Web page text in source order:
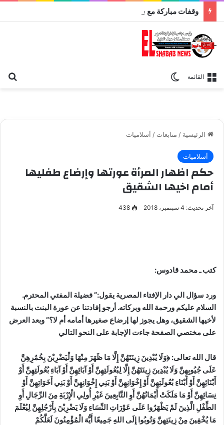
القائمة
الرئيسية / متابعات / أسلاميات
أسلاميات
حكم اظهار المرأة عورتها وإرضاع طفليها
أمام اخيها الشقيق
آخر تحديث: 4 سبتمبر، 2018 438
كتب ـ محمد قادوس:
ورد سؤال الي دار الإفتاء المصرية يقول:” فضيلة المفتي المحترم.
السلام عليكم ورحمة الله وبركاته. أرجو إفادتنا عن عورة البنت بالنسبة
لأخيها الشقيق، وهل يجوز لها إرضاع صغيرها أمامه أم لا؟” وبعد العرض
على مختصي الصفحة جاءت الإجابة على النحو التالي
قال الله تعالى: ﴿وَلَا يُبْدِينَ زِينَتَهُنَّ إِلَّا مَا ظَهَرَ مِنْهَا وَلْيَضْرِبْنَ بِخُمُرِهِنَّ
عَلَى جُيُوبِهِنَّ وَلَا يُبْدِينَ زِينَتَهُنَّ إِلَّا لِبُعُولَتِهِنَّ أَوْ آبَائِهِنَّ أَوْ آبَاءِ بُعُولَتِهِنَّ أَوْ
أَبْنَائِهِنَّ أَوْ أَبْنَاءِ بُعُولَتِهِنَّ أَوْ إِخْوَانِهِنَّ أَوْ بَنِي إِخْوَانِهِنَّ أَوْ بَنِي أَخَوَاتِهِنَّ أَوْ
نِسَائِهِنَّ أَوْ مَا مَلَكَتْ أَيْمَانُهُنَّ أَوِ التَّابِعِينَ غَيْرِ أُولِي الْإِرْبَةِ مِنَ الرِّجَالِ أَوِ
الطِّفْلِ الَّذِينَ لَمْ يَظْهَرُوا عَلَى عَوْرَاتِ النِّسَاءِ وَلَا يَضْرِبْنَ بِأَرْجُلِهِنَّ لِيُعْلَمَ
مَا يُخْفِينَ مِنْ زِينَتِهِنَّ وَتُوبُوا إِلَى اللهِ جَمِيعًا أَيُّهَ الْمُؤْمِنُونَ لَعَلَّكُمْ